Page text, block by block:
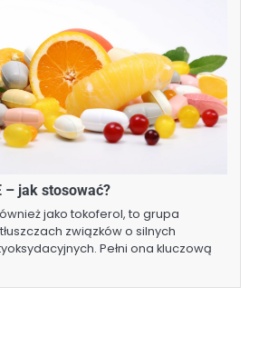
– jak stosować?
jako tokoferol, to grupa
związków o silnych
Pełni ona kluczową